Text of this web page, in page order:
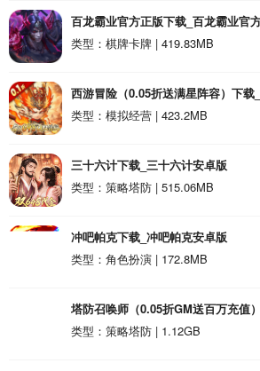
百龙霸业官方正版下载_百龙霸业官
类型：棋牌卡牌 | 419.83MB
西游冒险（0.05折送满星阵容）下载
（0.05折送满星阵容）安卓版
类型：模拟经营 | 423.2MB
三十六计下载_三十六计安卓版
类型：策略塔防 | 515.06MB
冲吧帕克下载_冲吧帕克安卓版
类型：角色扮演 | 172.8MB
塔防召唤师（0.05折GM送百万充值
召唤师（0.05折GM送百万充值）安卓
类型：策略塔防 | 1.12GB